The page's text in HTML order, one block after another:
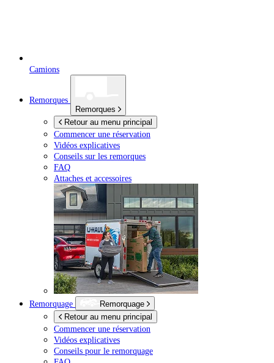
Camions
Remorques
Remorques
Retour au menu principal
Commencer une réservation
Vidéos explicatives
Conseils sur les remorques
FAQ
Attaches et accessoires
Remorquage
Remorquage
Retour au menu principal
Commencer une réservation
Vidéos explicatives
Conseils pour le remorquage